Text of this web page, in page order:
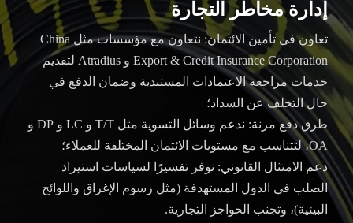
إدارة مخاطر التجارة
تعاون في تأمين الائتمان: نتعاون مع مؤسسات مثل China
Export & Credit Insurance Corporation و Atradius لتقديم
خدمات مراجعة الاعتمادات المستندية وضمان الدفع في
حال التخلف عن السداد؛
طرق دفع مرنة: ندعم وسائل التسوية مثل T/T و LC و DP و
OA، لتتناسب مع مستويات الائتمان المختلفة للعملاء؛
دعم الامتثال القانوني: نوفر تفسيرًا لسياسات استيراد
الصلب في الدول المستهدفة (مثل رسوم الإغراق واللوائح
البيئية)، وتجنب الحواجز التجارية.